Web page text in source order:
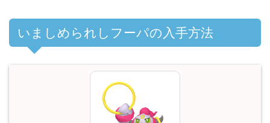
いましめられしフーパの入手方法